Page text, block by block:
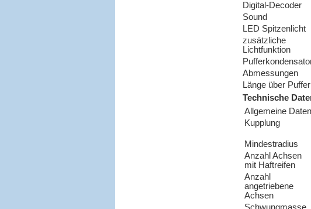
Digital-Decoder
Sound
LED Spitzenlicht
zusätzliche
Lichtfunktion
Abmessungen
Länge über Puffer
Technische
Allgemeine Daten
Kupplung
Mindestradius
Anzahl Achsen
mit Haftreifen
Anzahl
angetriebene
Achsen